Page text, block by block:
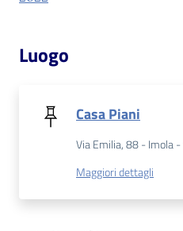
lettura
Seguici
Luogo
Casa Piani
Via Emilia, 88 - Imola
Maggiori dettagli